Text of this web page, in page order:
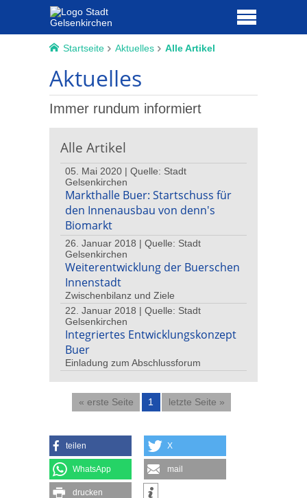
Startseite Aktuelles Alle Artikel
Aktuelles
Immer rundum informiert
Alle Artikel
05. Mai 2020 | Quelle: Stadt
Gelsenkirchen
Markthalle Buer: Startschuss für
den Innenausbau von denn's
Biomarkt
26. Januar 2018 | Quelle: Stadt
Gelsenkirchen
Weiterentwicklung der Buerschen
Innenstadt
Zwischenbilanz und Ziele
22. Januar 2018 | Quelle: Stadt
Gelsenkirchen
Integriertes Entwicklungskonzept
Buer
Einladung zum Abschlussforum
« erste Seite 1 letzte Seite »
teilen X
WhatsApp mail
drucken